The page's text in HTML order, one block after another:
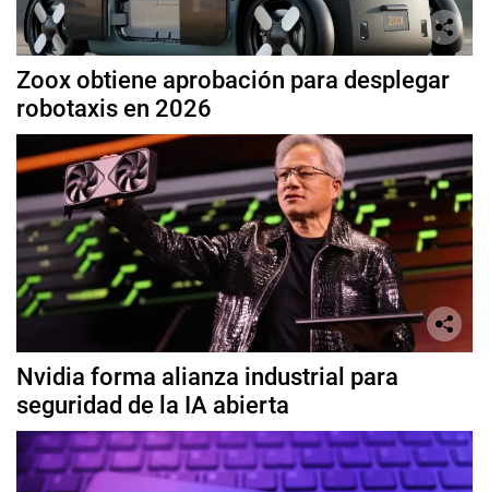
Zoox obtiene aprobación para desplegar
robotaxis en 2026
Nvidia forma alianza industrial para
seguridad de la IA abierta